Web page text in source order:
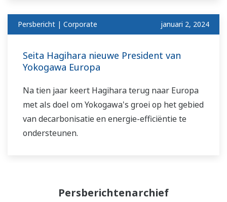
Persbericht | Corporate januari 2, 2024
Seita Hagihara nieuwe President van
Yokogawa Europa
Na tien jaar keert Hagihara terug naar Europa
met als doel om Yokogawa's groei op het gebied
van decarbonisatie en energie-efficiëntie te
ondersteunen.
Persberichtenarchief